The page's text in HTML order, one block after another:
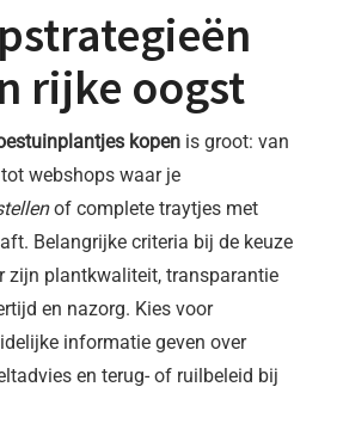
rijke oogst
kopen is groot: van
webshops waar je
of complete traytjes met
Belangrijke criteria bij de keuze
zijn plantkwaliteit, transparantie
en nazorg. Kies voor
informatie geven over
en terug- of ruilbeleid bij